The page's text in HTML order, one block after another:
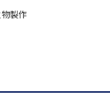
製作